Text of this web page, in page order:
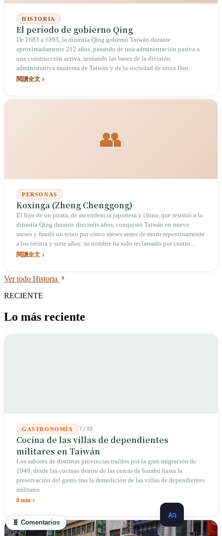
HISTORIA
El período de gobierno Qing
De 1683 a 1895, la dinastía Qing gobernó Taiwán durante
aproximadamente 212 años, pasando de una administración pasiva a
una construcción activa, sentando las bases de la división
administrativa moderna de Taiwán y de la sociedad de etnia Han.
閱讀全文
👥
PERSONAS
Koxinga (Zheng Chenggong)
El hijo de un pirata, de ascendencia japonesa y china, que resistió a la
dinastía Qing durante dieciséis años, conquistó Taiwán en nueve
meses y fundó un reino por cinco meses antes de morir repentinamente
a los treinta y siete años: su nombre ha sido reclamado por cuatro
regímenes distintos.
閱讀全文
Ver todo Historia
RECIENTE
Lo más reciente
GASTRONOMÍA 7/30
Cocina de las villas de dependientes
militares en Taiwán
Los sabores de distintas provincias traídos por la gran migración de
1949, desde las cocinas dentro de las cercas de bambú hasta la
preservación del gusto tras la demolición de las villas de dependientes
militares
8 min
🧬 Comentarios